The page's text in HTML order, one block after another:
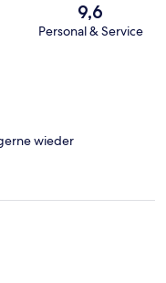
9,6
Personal & Service
wieder